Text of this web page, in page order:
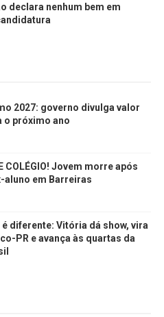
declara nenhum bem em
2027: governo divulga valor
o próximo ano
COLÉGIO! Jovem morre após
aluno em Barreiras
é diferente: Vitória dá show, vira
PR e avança às quartas da